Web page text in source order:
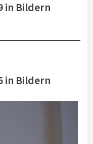
in Bildern
in Bildern